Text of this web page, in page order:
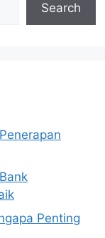
Search
Penting